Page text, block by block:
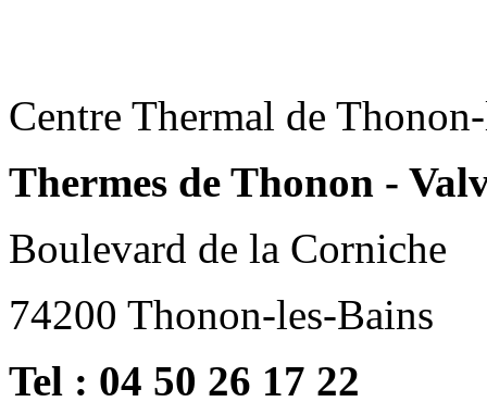
Centre Thermal de
Thermes de Thonon -
Boulevard de la Corniche
74200 Thonon-les-Bains
Tel : 04 50 26 17 22